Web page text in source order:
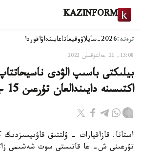
KAZINFORM
ترەند:2026-سايلاۋ وقيعاتاعايىنداۋاقوردا
13:08, 21 جەلتوقسان 2022
بيلىكتى باسىپ الۋدى
اكتىسىنە دايىندالعان تۇرعىن 15 جىلعا سوتتالدى
استانا. قازاقپارات - ۇلتتىق قاۋىپسىزدىك
تۇرعىنى ش- عا قاتىستى سوت شەشىمى